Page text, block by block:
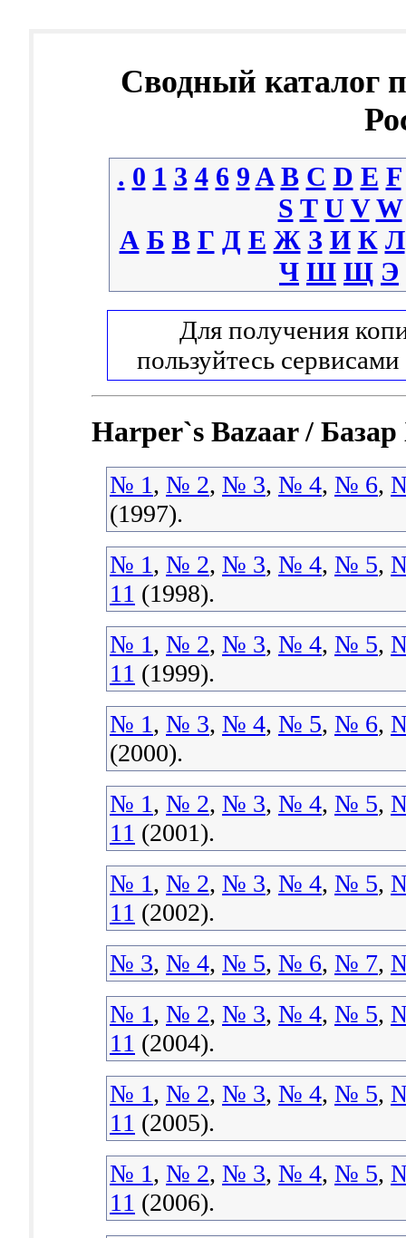
Сводный каталог
. 0 1 3 4 6 9 A B C D E F
S T U V W
А Б В Г Д Е Ж З И К Л
Ч Ш Щ Э
Для получения
пользуйтесь сервисами
Harper`s Bazaar /
№ 1, № 2, № 3, № 4, № 6,
(1997).
№ 1, № 2, № 3, № 4, № 5,
11 (1998).
№ 1, № 2, № 3, № 4, № 5,
11 (1999).
№ 1, № 3, № 4, № 5, № 6,
(2000).
№ 1, № 2, № 3, № 4, № 5,
11 (2001).
№ 1, № 2, № 3, № 4, № 5,
11 (2002).
№ 3, № 4, № 5, № 6, № 7,
№ 1, № 2, № 3, № 4, № 5,
11 (2004).
№ 1, № 2, № 3, № 4, № 5,
11 (2005).
№ 1, № 2, № 3, № 4, № 5,
11 (2006).